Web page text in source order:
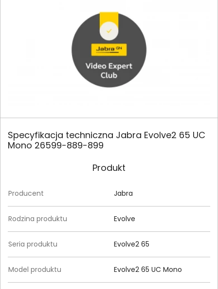
Specyfikacja techniczna Jabra Evolve2 65 UC
Mono 26599-889-899
Produkt
Producent Jabra
Rodzina produktu Evolve
Seria produktu Evolve2 65
Model produktu Evolve2 65 UC Mono